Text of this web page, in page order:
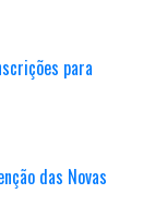
para
das Novas